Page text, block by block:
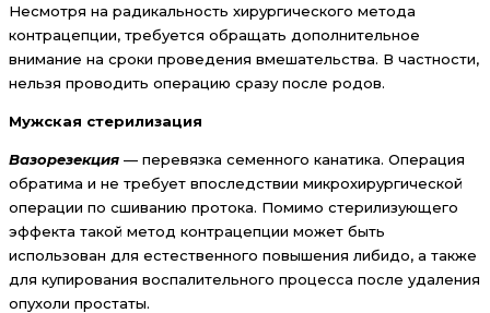
Несмотря на радикальность хирургического метода
контрацепции, требуется обращать дополнительное
внимание на сроки проведения вмешательства. В частности,
нельзя проводить операцию сразу после родов.
Мужская стерилизация
Вазорезекция — перевязка семенного канатика. Операция
обратима и не требует впоследствии микрохирургической
операции по сшиванию протока. Помимо стерилизующего
эффекта такой метод контрацепции может быть
использован для естественного повышения либидо, а также
для купирования воспалительного процесса после удаления
опухоли простаты.